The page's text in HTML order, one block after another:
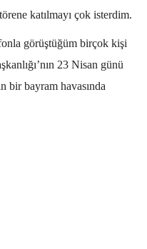
katılmayı çok isterdim.
görüştüğüm birçok kişi
23 Nisan günü
bir bayram havasında